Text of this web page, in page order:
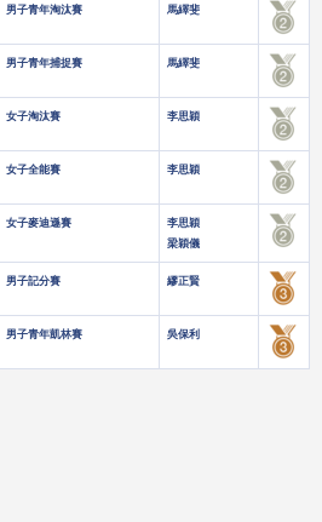
男子青年淘汰賽 馬繹斐
男子青年捕捉賽 馬繹斐
女子淘汰賽 李思穎
女子全能賽 李思穎
女子麥迪遜賽
李思穎
梁穎儀
男子記分賽 繆正賢
男子青年凱林賽 吳保利